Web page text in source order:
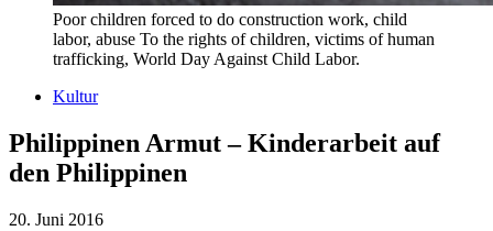
Poor children forced to do construction work, child
labor, abuse To the rights of children, victims of human
trafficking, World Day Against Child Labor.
Kultur
Philippinen Armut – Kinderarbeit auf
den Philippinen
20. Juni 2016